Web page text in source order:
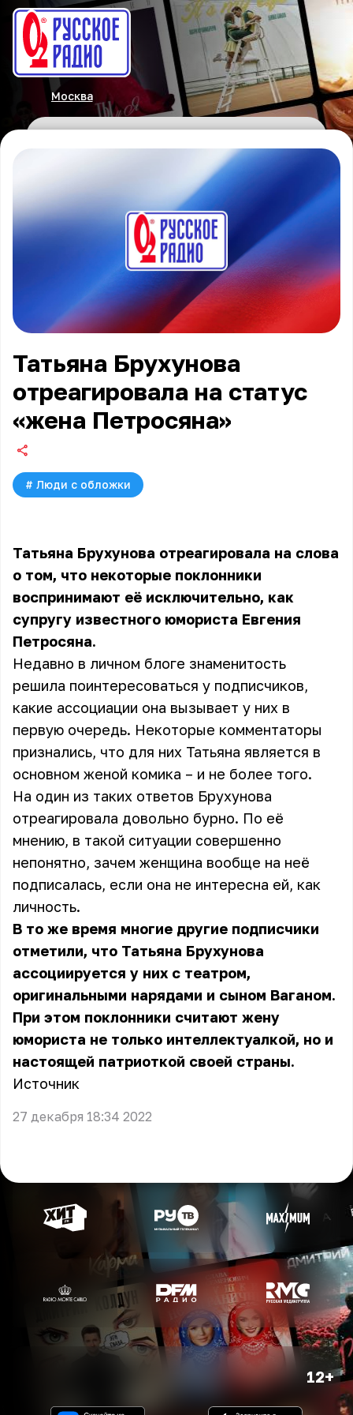
Москва
Татьяна Брухунова
отреагировала на статус
«жена Петросяна»
# Люди с обложки
Татьяна Брухунова отреагировала на слова
о том, что некоторые поклонники
воспринимают её исключительно, как
супругу известного юмориста Евгения
Петросяна.
Недавно в личном блоге знаменитость
решила поинтересоваться у подписчиков,
какие ассоциации она вызывает у них в
первую очередь. Некоторые комментаторы
признались, что для них Татьяна является в
основном женой комика – и не более того.
На один из таких ответов Брухунова
отреагировала довольно бурно. По её
мнению, в такой ситуации совершенно
непонятно, зачем женщина вообще на неё
подписалась, если она не интересна ей, как
личность.
В то же время многие другие подписчики
отметили, что Татьяна Брухунова
ассоциируется у них с театром,
оригинальными нарядами и сыном Ваганом.
При этом поклонники считают жену
юмориста не только интеллектуалкой, но и
настоящей патриоткой своей страны.
Источник
27 декабря 18:34 2022
12+